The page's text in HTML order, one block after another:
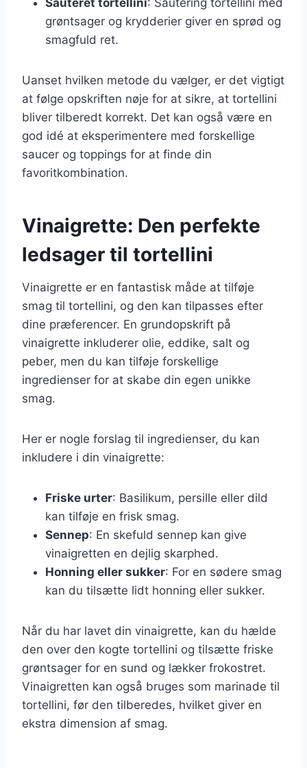
grøntsager og krydderier giver en sprød og
smagfuld ret.
Uanset hvilken metode du vælger, er det vigtigt
at følge opskriften nøje for at sikre, at tortellini
bliver tilberedt korrekt. Det kan også være en
god idé at eksperimentere med forskellige
saucer og toppings for at finde din
favoritkombination.
Vinaigrette: Den perfekte
ledsager til tortellini
Vinaigrette er en fantastisk måde at tilføje
smag til tortellini, og den kan tilpasses efter
dine præferencer. En grundopskrift på
vinaigrette inkluderer olie, eddike, salt og
peber, men du kan tilføje forskellige
ingredienser for at skabe din egen unikke
smag.
Her er nogle forslag til ingredienser, du kan
inkludere i din vinaigrette:
Friske urter: Basilikum, persille eller dild
kan tilføje en frisk smag.
Sennep: En skefuld sennep kan give
vinaigretten en dejlig skarphed.
Honning eller sukker: For en sødere smag
kan du tilsætte lidt honning eller sukker.
Når du har lavet din vinaigrette, kan du hælde
den over den kogte tortellini og tilsætte friske
grøntsager for en sund og lækker frokostret.
Vinaigretten kan også bruges som marinade til
tortellini, før den tilberedes, hvilket giver en
ekstra dimension af smag.